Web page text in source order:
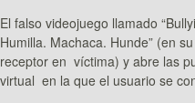
El falso videojuego llamado
Humilla. Machaca. Hunde” (en
receptor en víctima) y abre las
virtual en la que el usuario se